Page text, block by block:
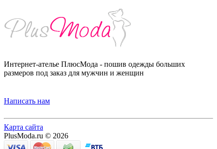
Интернет-ателье ПлюсМода - пошив одежды больших
размеров под заказ для мужчин и женщин
Написать нам
Карта сайта
PlusModa.ru © 2026